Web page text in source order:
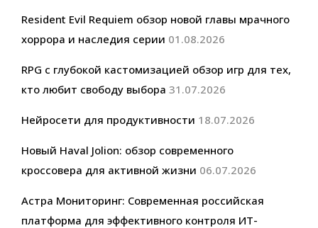
Resident Evil Requiem обзор новой главы мрачного
хоррора и наследия серии 01.08.2026
RPG с глубокой кастомизацией обзор игр для тех,
кто любит свободу выбора 31.07.2026
Нейросети для продуктивности 18.07.2026
Новый Haval Jolion: обзор современного
кроссовера для активной жизни 06.07.2026
Астра Мониторинг: Современная российская
платформа для эффективного контроля ИТ-